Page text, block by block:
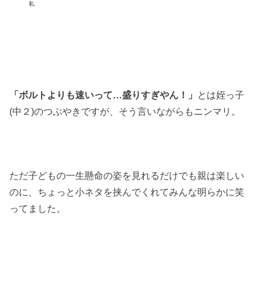
私
「ボルトよりも速いって…盛りすぎやん！」 とは姪っ子
(中２)のつぶやきですが、そう言いながらもニンマリ。
ただ子どもの一生懸命の姿を見れるだけでも親は楽しい
のに、ちょっと小ネタを挟んでくれてみんな明らかに笑
ってました。